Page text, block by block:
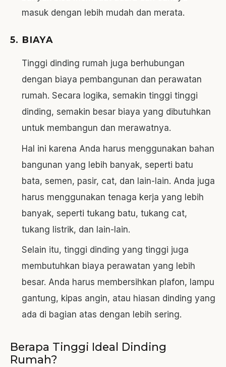
masuk dengan lebih mudah dan merata.
5. BIAYA
Tinggi dinding rumah juga berhubungan
dengan biaya pembangunan dan perawatan
rumah. Secara logika, semakin tinggi tinggi
dinding, semakin besar biaya yang dibutuhkan
untuk membangun dan merawatnya.
Hal ini karena Anda harus menggunakan bahan
bangunan yang lebih banyak, seperti batu
bata, semen, pasir, cat, dan lain-lain. Anda juga
harus menggunakan tenaga kerja yang lebih
banyak, seperti tukang batu, tukang cat,
tukang listrik, dan lain-lain.
Selain itu, tinggi dinding yang tinggi juga
membutuhkan biaya perawatan yang lebih
besar. Anda harus membersihkan plafon, lampu
gantung, kipas angin, atau hiasan dinding yang
ada di bagian atas dengan lebih sering.
Berapa Tinggi Ideal Dinding
Rumah?